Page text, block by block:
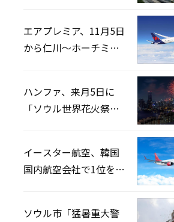
エアプレミア、11月5日
から仁川〜ホーチミン
ハンファ、来月5日に
「ソウル世界花火祭り
イースター航空、韓国
国内航空会社で1位を記
ソウル市「猛暑重大警